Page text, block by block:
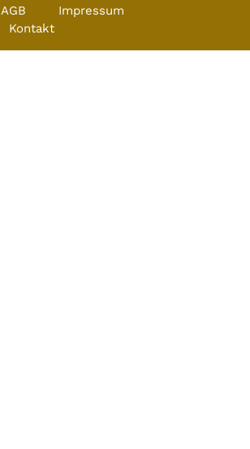
AGB
Impressum
Kontakt